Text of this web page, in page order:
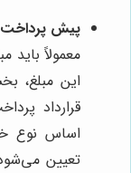
پیش
معمولاً باید
این مبلغ،
قرارداد
اساس نوع
تعیین